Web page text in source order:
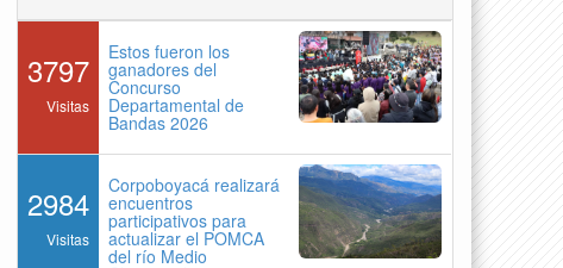
3797
Visitas
Estos fueron los
ganadores del
Concurso
Departamental de
Bandas 2026
2984
Visitas
Corpoboyacá realizará
encuentros
participativos para
actualizar el POMCA
del río Medio